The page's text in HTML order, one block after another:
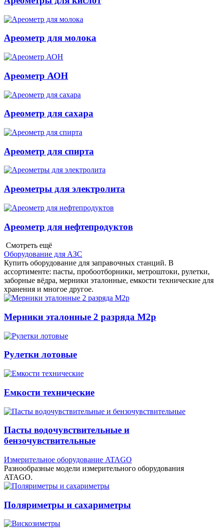
Ареометр для молока
Ареометр АОН
Ареометр для сахара
Ареометр для спирта
Ареометры для электролита
Ареометр для нефтепродуктов
Смотреть ещё
Оборудование для АЗС
Купить оборудование для заправочных станций. В
ассортименте: пасты, пробоотборники, метроштоки, рулетки,
заборные вёдра, мерники эталонные, емкости технические для
хранения и многое другое.
Мерники эталонные 2 разряда М2р
Рулетки лотовые
Емкости технические
Пасты водочувствительные и
бензочувствительные
Измерительное оборудование ATAGO
Разнообразные модели измерительного оборудования
ATAGO.
Поляриметры и сахариметры